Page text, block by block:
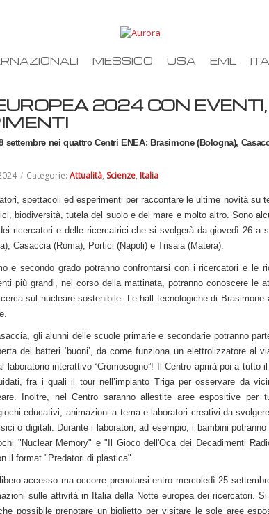
MESSICO USA EML
2024 CON EVENTI,
nei quattro Centri ENEA: Brasimone (Bologna),
/ Categorie: Attualità, Scienze, Italia
spettacoli ed esperimenti per raccontare le ultime novità su
biodiversità, tutela del suolo e del mare e molto altro. Sono
ricercatori e delle ricercatrici che si svolgerà da giovedì 26 a
Casaccia (Roma), Portici (Napoli) e Trisaia (Matera).
e secondo grado potranno confrontarsi con i ricercatori e le
più grandi, nel corso della mattinata, potranno conoscere le
sul nucleare sostenibile. Le hall tecnologiche di Brasimone
gli alunni delle scuole primarie e secondarie potranno
dei batteri ‘buoni’, da come funziona un elettrolizzatore al
interattivo “Cromosogno”! Il Centro aprirà poi a tutto
fra i quali il tour nell’impianto Triga per osservare da
Inoltre, nel Centro saranno allestite aree espositive per
educativi, animazioni a tema e laboratori creativi da
o digitali. Durante i laboratori, ad esempio, i bambini potranno
"Nuclear Memory" e "Il Gioco dell'Oca dei Decadimenti
il format "Predatori di plastica".
accesso ma occorre prenotarsi entro mercoledì 25
sulle attività in Italia della Notte europea dei ricercatori. Si
possibile prenotare un biglietto per visitare le sole aree